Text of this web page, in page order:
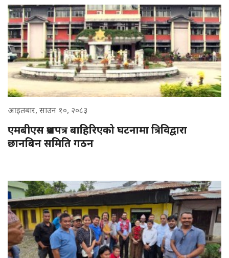
आइतबार, साउन १०, २०८३
एमबीएस प्रश्नपत्र बाहिरिएको घटनामा त्रिविद्वारा
छानबिन समिति गठन